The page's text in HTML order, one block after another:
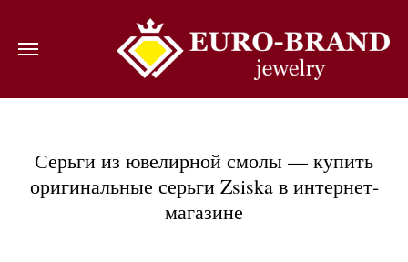
ВОЙТИ
Серьги из ювелирной смолы — купить
оригинальные серьги Zsiska в интернет-
магазине